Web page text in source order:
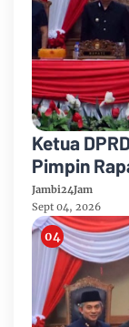
Ketua
Pimpin
Rancangan
Anggaran
Jambi24Jam
Sept 04, 2026